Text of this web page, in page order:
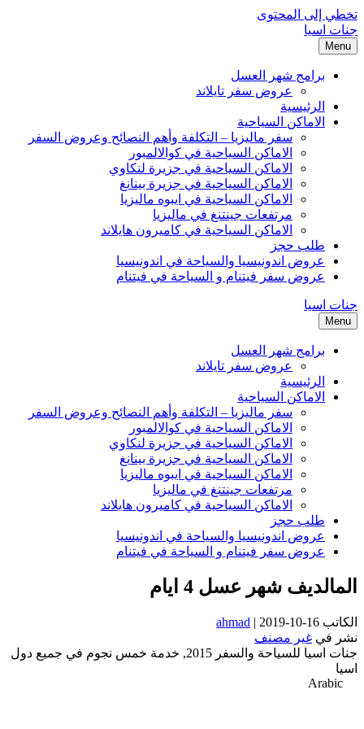
تخطي إلى المحتوى
جنات اسيا
Menu
برامج شهر العسل
عروض سفر تايلاند
الرئيسية
الاماكن السياحية
سفر ماليزيا – التكلفة وأهم النصائح وعروض السفر
الاماكن السياحية في كوالالمبور
الاماكن السياحية في جزيرة لنكاوي
الاماكن السياحية في جزيرة بينانغ
الاماكن السياحية في ايبوه ماليزيا
مرتفعات جينتنغ في ماليزيا
الاماكن السياحية في كاميرون هايلاند
طلب حجز
عروض اندونيسيا والسياحة في اندونيسيا
عروض سفر فيتنام و السياحة في فيتنام
جنات اسيا
Menu
برامج شهر العسل
عروض سفر تايلاند
الرئيسية
الاماكن السياحية
سفر ماليزيا – التكلفة وأهم النصائح وعروض السفر
الاماكن السياحية في كوالالمبور
الاماكن السياحية في جزيرة لنكاوي
الاماكن السياحية في جزيرة بينانغ
الاماكن السياحية في ايبوه ماليزيا
مرتفعات جينتنغ في ماليزيا
الاماكن السياحية في كاميرون هايلاند
طلب حجز
عروض اندونيسيا والسياحة في اندونيسيا
عروض سفر فيتنام و السياحة في فيتنام
المالديف شهر عسل 4 ايام
الكاتب ahmad | 2019-10-16
نشر في غير مصنف
جنات اسيا للسياحة والسفر 2015, خدمة خمس نجوم في جميع دول
اسيا
Arabic